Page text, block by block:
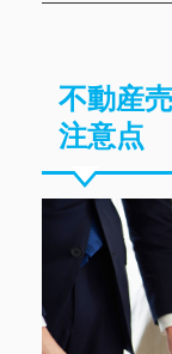
不動産
注意点